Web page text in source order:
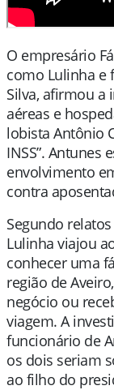
O empresário
como Lulinha e
Silva, afirmou a
aéreas e
lobista Antônio
INSS”. Antunes
envolvimento
contra
Segundo
Lulinha viajou
conhecer uma
região de
negócio ou
viagem. A
funcionário de
os dois seriam
ao filho do